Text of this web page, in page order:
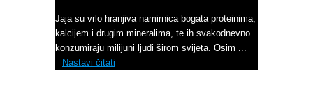
Jaja su vrlo hranjiva namirnica bogata proteinima,
kalcijem i drugim mineralima, te ih svakodnevno
konzumiraju milijuni ljudi širom svijeta. Osim ...
Nastavi čitati